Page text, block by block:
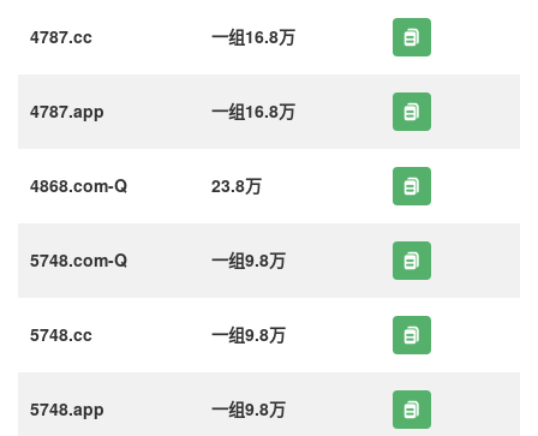
4787.cc 一组16.8万
4787.app 一组16.8万
4868.com-Q 23.8万
5748.com-Q 一组9.8万
5748.cc 一组9.8万
5748.app 一组9.8万